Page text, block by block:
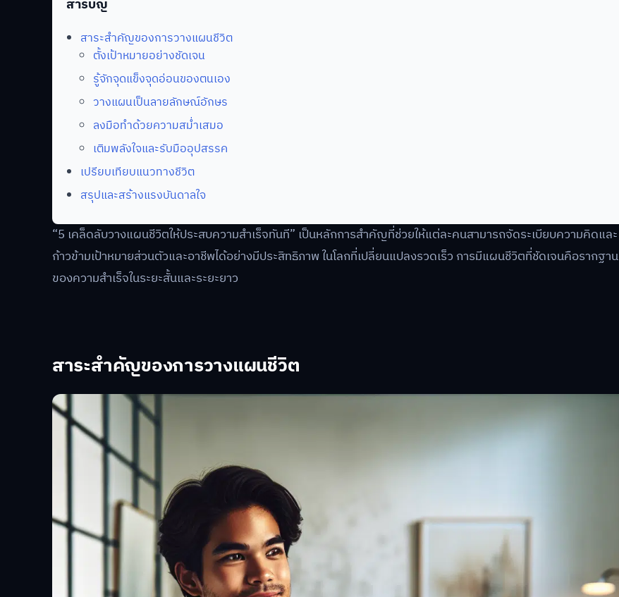
สารบัญ
สาระสำคัญของการวางแผนชีวิต
ตั้งเป้าหมายอย่างชัดเจน
รู้จักจุดแข็งจุดอ่อนของตนเอง
วางแผนเป็นลายลักษณ์อักษร
ลงมือทำด้วยความสม่ำเสมอ
เติมพลังใจและรับมืออุปสรรค
เปรียบเทียบแนวทางชีวิต
สรุปและสร้างแรงบันดาลใจ
“5 เคล็ดลับวางแผนชีวิตให้ประสบความสำเร็จทันที” เป็นหลักการสำคัญที่ช่วยให้แต่ละคนสามารถจัดระเบียบความคิดและ
ก้าวข้ามเป้าหมายส่วนตัวและอาชีพได้อย่างมีประสิทธิภาพ ในโลกที่เปลี่ยนแปลงรวดเร็ว การมีแผนชีวิตที่ชัดเจนคือรากฐาน
ของความสำเร็จในระยะสั้นและระยะยาว
สาระสำคัญของการวางแผนชีวิต